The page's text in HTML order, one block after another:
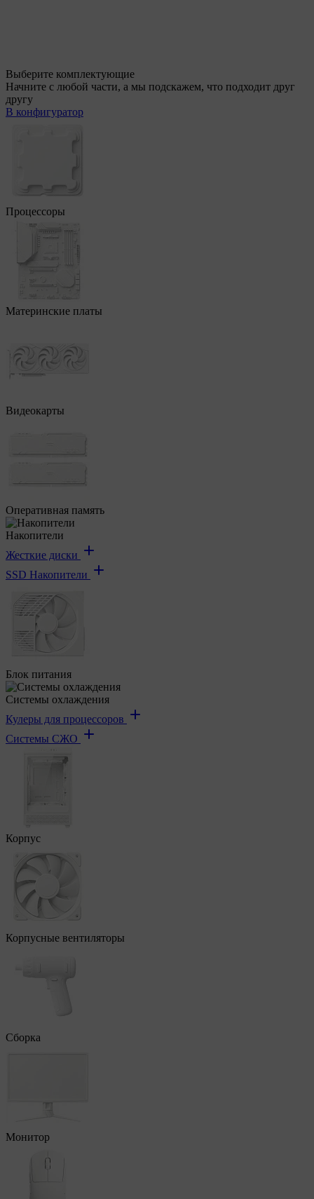
Выберите комплектующие
Начните с любой части, а мы подскажем, что подходит друг
другу
В конфигуратор
Процессоры
Материнские платы
Видеокарты
Оперативная память
Накопители
Жесткие диски
SSD Накопители
Блок питания
Системы охлаждения
Кулеры для процессоров
Системы СЖО
Корпус
Корпусные вентиляторы
Сборка
Монитор